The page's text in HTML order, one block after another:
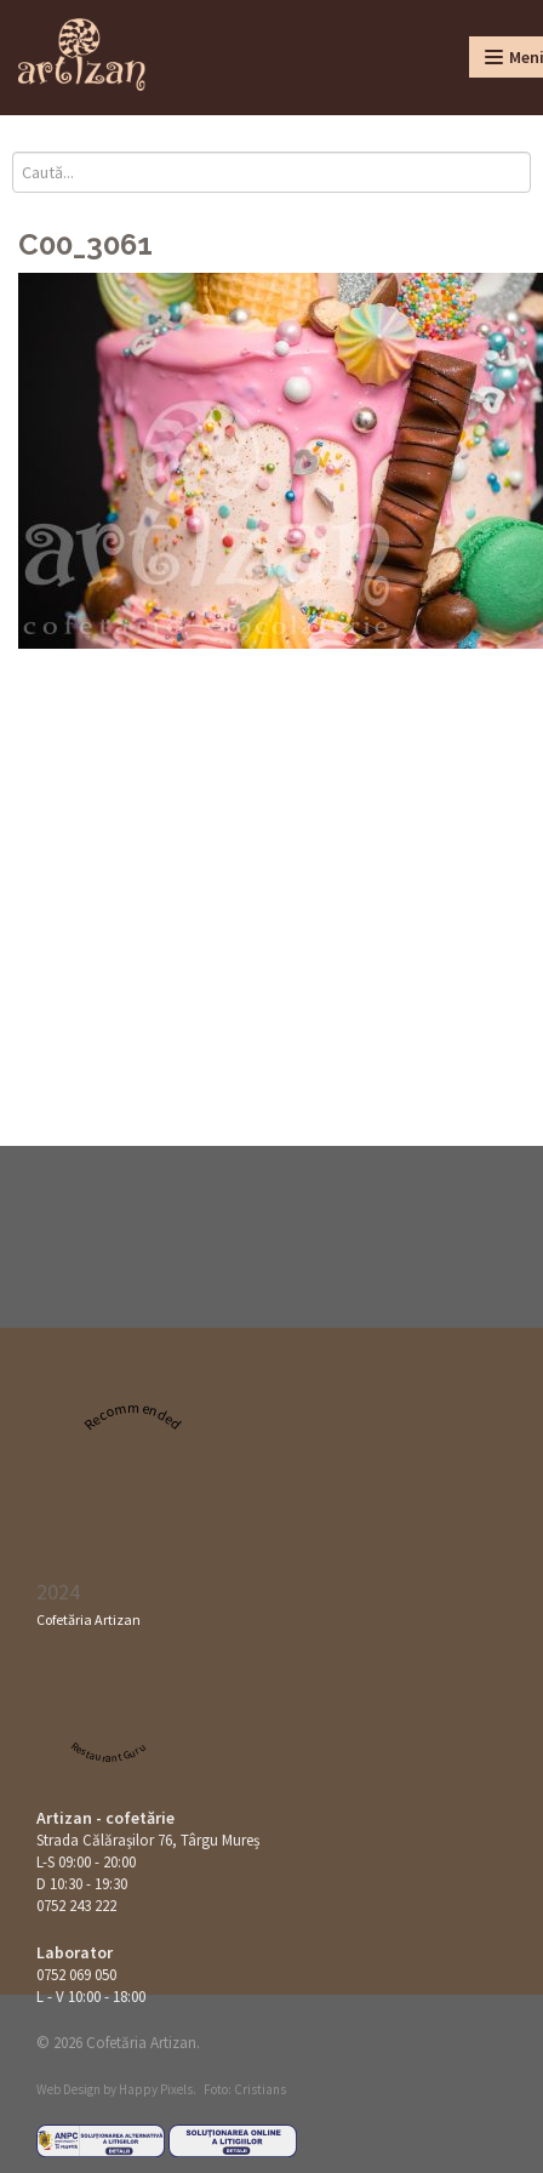
C00_3061
Recommended
2024
Cofetăria Artizan
Restaurant Guru
Artizan - cofetărie
Strada Călăraşilor 76, Târgu Mureș
L-S 09:00 - 20:00
D 10:30 - 19:30
0752 243 222
Laborator
0752 069 050
L - V 10:00 - 18:00
© 2026 Cofetăria Artizan.
Web Design by Happy Pixels. Foto: Cristians